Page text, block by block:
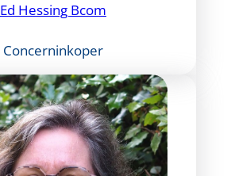
Ed Hessing Bcom
Concerninkoper